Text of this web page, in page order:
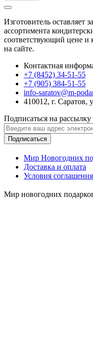
Изготовитель оставляет
ассортимента
соответствующий цене и
на сайте.
Контактная
+7 (8452) 34-51-55
+7 (905) 384-51-55
info-saratov@m-
410012, г. Саратов,
Подписаться на рассылку
Подписаться
Мир Новогодних
Доставка и оплата
Условия соглашения
Мир новогодних